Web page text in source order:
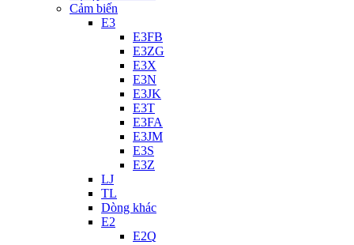
Cảm biến
E3
E3FB
E3ZG
E3X
E3N
E3JK
E3T
E3FA
E3JM
E3S
E3Z
LJ
TL
Dòng khác
E2
E2Q